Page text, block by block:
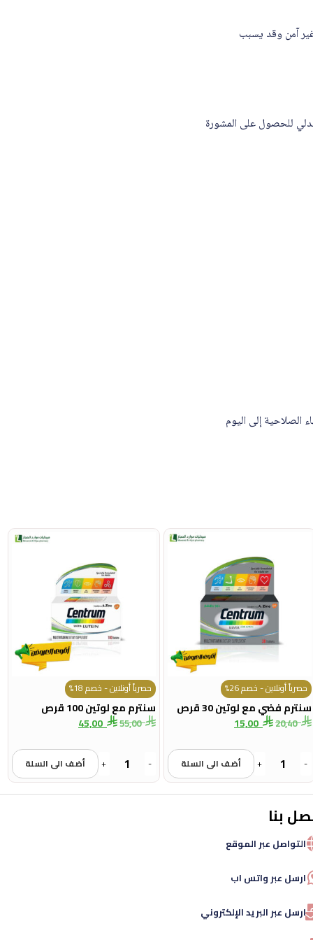
وحدة دولية (100 ميكروغرام) يوميًا غير آمن وقد يسبب
للحصول على المشورة
الصلاحية إلى اليوم
حصرياً أونلاين - خصم 26%
سنترم فضي مع لوتين 30 قرص
20,40
15,00
-
+ أضف الى السلة
حصرياً أونلاين - خصم 18%
سنترم مع لوتين 100 قرص
55,00
45,00
-
+ أضف الى السلة
بنا
التواصل عبر الموقع
ارسل عبر واتس اب
ارسل عبر البريد الإلكتروني